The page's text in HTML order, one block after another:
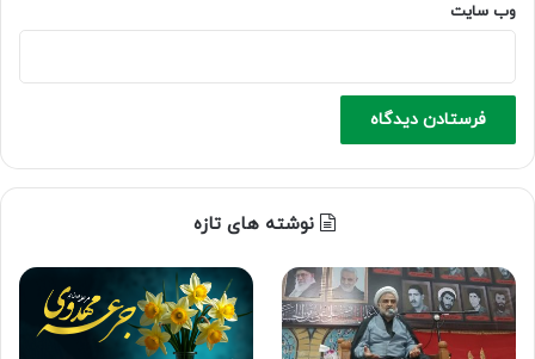
وب‌ سایت
نوشته های تازه